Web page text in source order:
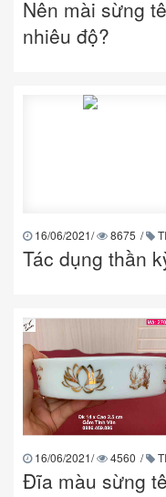
Nên mài sừng
nhiêu độ?
16/06/2021/ 8675 /
Tác dụng thần
16/06/2021/ 4560 /
Đĩa màu sừng